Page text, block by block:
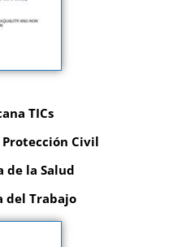
TICs
Civil
de la Salud
del Trabajo